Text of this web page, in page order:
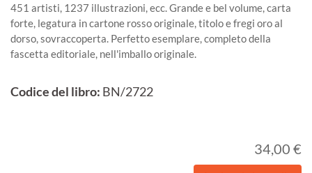
451 artisti, 1237 illustrazioni, ecc. Grande e bel volume, carta
forte, legatura in cartone rosso originale, titolo e fregi oro al
dorso, sovraccoperta. Perfetto esemplare, completo della
fascetta editoriale, nell'imballo originale.
Codice del libro: BN/2722
34,00 €